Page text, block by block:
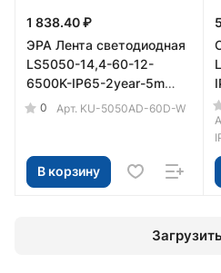
1 838.40 ₽
ЭРА Лента светодиодная
LS5050-14,4-60-12-
6500K-IP65-2year-5m
(70/2100)
0 Арт. KU-5050AD-60D-W
В корзину